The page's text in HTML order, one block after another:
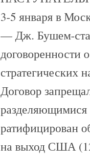
3-5 января в
— Дж. Бушем-
договоренности
стратегических
Договор
ратифицирован
на выход США